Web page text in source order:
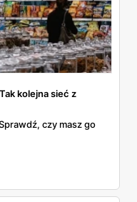
kolejna sieć z
czy masz go